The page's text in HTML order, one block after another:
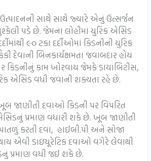
સાથે સાથે જ્યારે એનું ઉત્સર્જન
પડે છે. જેમના લોહીમાં યુરિક એસિડ
૯૦ ટકા દર્દીઓમાં કિડનીની યુરિક
દેવાની બિનકાર્યક્ષમતા જવાબદાર હોય
કામ ખોરવાય જેમકે ડાયાબિટીસ,
એસિડ વધી જવાની શક્યતા રહે છે.
જાણીતી દવાઓ કિડની પર વિપરિત
પ્રમાણ વધારી શકે છે. ખૂબ જાણીતી
કરતી દવા, હાઈબી.પી અને સોજા
એવી ડાઇયૂરેટિક દવાઓ વગેરે લેવાથી
પ્રમાણ વધી જઈ શકે છે.